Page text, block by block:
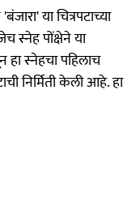
या चित्रपटाच्या
स्नेह पोंक्षेने या
हा स्नेहचा पहिलाच
निर्मिती केली आहे. हा